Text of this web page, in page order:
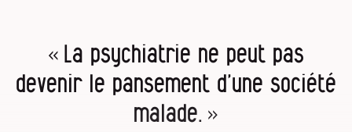
« La psychiatrie ne peut pas
devenir le pansement d’une société
malade. »